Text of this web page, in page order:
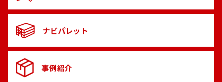
ナビパレット
事例紹介